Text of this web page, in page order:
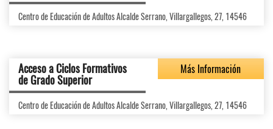
Centro de Educación de Adultos Alcalde Serrano, Villargallegos, 27, 14546
Acceso a Ciclos Formativos
de Grado Superior
Más Información
Centro de Educación de Adultos Alcalde Serrano, Villargallegos, 27, 14546